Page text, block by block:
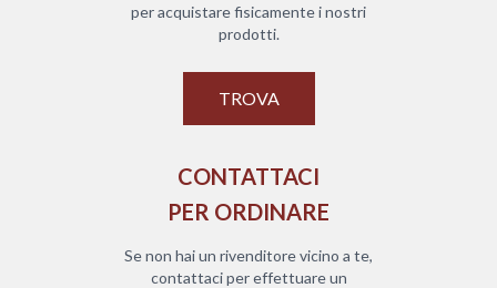
per acquistare fisicamente i nostri
prodotti.
TROVA
CONTATTACI
PER ORDINARE
Se non hai un rivenditore vicino a te,
contattaci per effettuare un